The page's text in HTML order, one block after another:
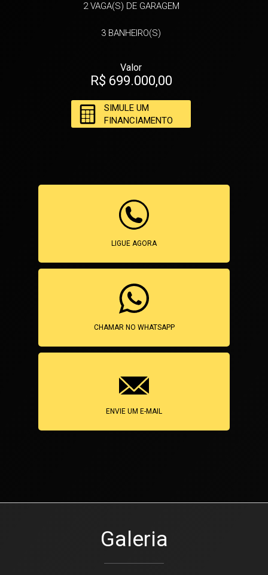
2VAGA(S) DE GARAGEM
3 BANHEIRO(S)
Valor
R$ 699.000,00
SIMULE UM
FINANCIAMENTO
LIGUE AGORA
CHAMAR NO WHATSAPP
ENVIE UM E-MAIL
Galeria